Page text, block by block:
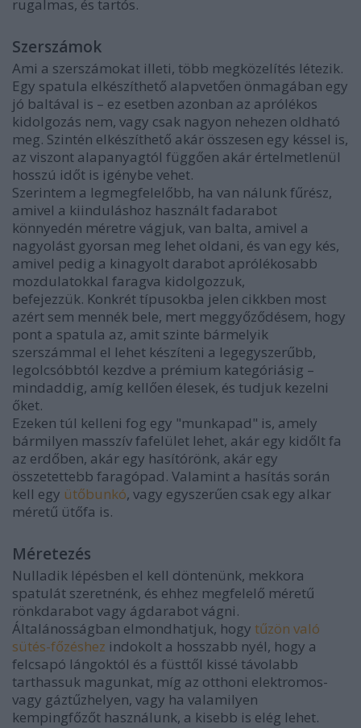
rugalmas, és tartós.
Szerszámok
Ami a szerszámokat illeti, több megközelítés létezik.
Egy spatula elkészíthető alapvetően önmagában egy
jó baltával is – ez esetben azonban az aprólékos
kidolgozás nem, vagy csak nagyon nehezen oldható
meg. Szintén elkészíthető akár összesen egy késsel is,
az viszont alapanyagtól függően akár értelmetlenül
hosszú időt is igénybe vehet.
Szerintem a legmegfelelőbb, ha van nálunk fűrész,
amivel a kiinduláshoz használt fadarabot
könnyedén méretre vágjuk, van balta, amivel a
nagyolást gyorsan meg lehet oldani, és van egy kés,
amivel pedig a kinagyolt darabot aprólékosabb
mozdulatokkal faragva kidolgozzuk,
befejezzük. Konkrét típusokba jelen cikkben most
azért sem mennék bele, mert meggyőződésem, hogy
pont a spatula az, amit szinte bármelyik
szerszámmal el lehet készíteni a legegyszerűbb,
legolcsóbbtól kezdve a prémium kategóriásig –
mindaddig, amíg kellően élesek, és tudjuk kezelni
őket.
Ezeken túl kelleni fog egy "munkapad" is, amely
bármilyen masszív fafelület lehet, akár egy kidőlt fa
az erdőben, akár egy hasítórönk, akár egy
összetettebb faragópad. Valamint a hasítás során
kell egy ütőbunkó, vagy egyszerűen csak egy alkar
méretű ütőfa is.
Méretezés
Nulladik lépésben el kell döntenünk, mekkora
spatulát szeretnénk, és ehhez megfelelő méretű
rönkdarabot vagy ágdarabot vágni.
Általánosságban elmondhatjuk, hogy tűzön való
sütés-főzéshez indokolt a hosszabb nyél, hogy a
felcsapó lángoktól és a füsttől kissé távolabb
tarthassuk magunkat, míg az otthoni elektromos-
vagy gáztűzhelyen, vagy ha valamilyen
kempingfőzőt használunk, a kisebb is elég lehet.